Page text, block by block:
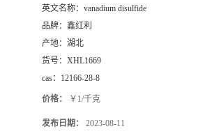
英文名称： vanadium disulfide
品牌： 鑫红利
产地： 湖北
货号： XHL1669
cas： 12166-28-8
价格： ￥1/千克
发布日期： 2023-08-11